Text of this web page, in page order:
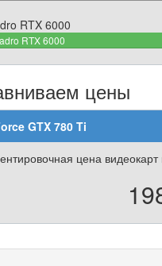
RTX 6000
RTX 6000
цены
GTX 780 Ti
цена